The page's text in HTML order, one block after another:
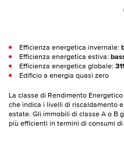
Efficienza energetica invernale:
Efficienza energetica estiva:
Efficienza energetica globale:
Edificio a energia quasi zero
La classe di Rendimento
che indica i livelli di riscaldamento
estate. Gli immobili di classe A o B
più efficienti in termini di consumi di